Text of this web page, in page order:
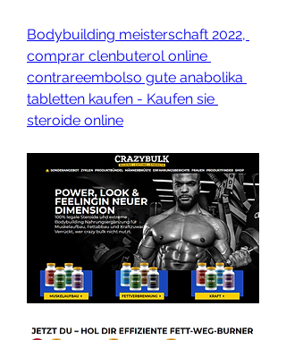
Bodybuilding meisterschaft 2022,
comprar clenbuterol online
contrareembolso gute anabolika
tabletten kaufen - Kaufen sie
steroide online